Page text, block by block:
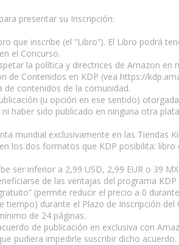
presentar su Inscripción:
que inscribe (el “Libro”). El Libro podrá
el Concurso.
la política y directrices de Amazon en
de Contenidos en KDP (vea https://
de contenidos de la comunidad.
(u opción en ese sentido)
haber sido publicado en ninguna otra
mundial exclusivamente en las Tiendas
los dos formatos que KDP posibilita:
ser inferior a 2,99 USD, 2,99 EUR o 39
de las ventajas del programa
(permite reducir el precio a 0
tiempo) durante el Plazo de Inscripción del
de 24 páginas.
de publicación en exclusiva con
pudiera impedirle suscribir dicho acuerdo.